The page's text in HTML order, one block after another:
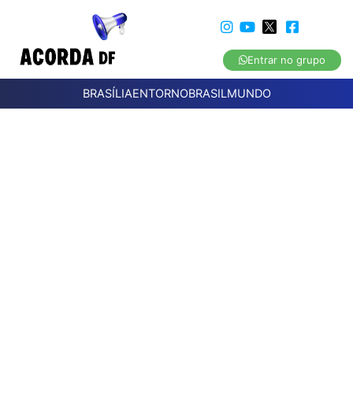
Entrar no grupo
BRASÍLIAENTORNOBRASILMUNDO